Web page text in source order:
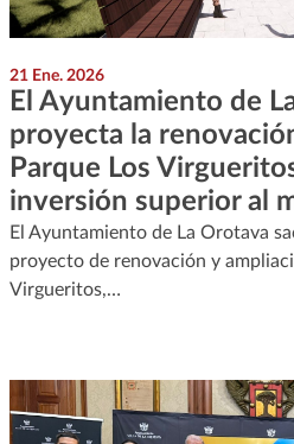
21 Ene. 2026
El Ayuntamiento de
proyecta la
Parque Los
inversión superior al
El Ayuntamiento de La Orotava
proyecto de renovación y
Virgueritos,…